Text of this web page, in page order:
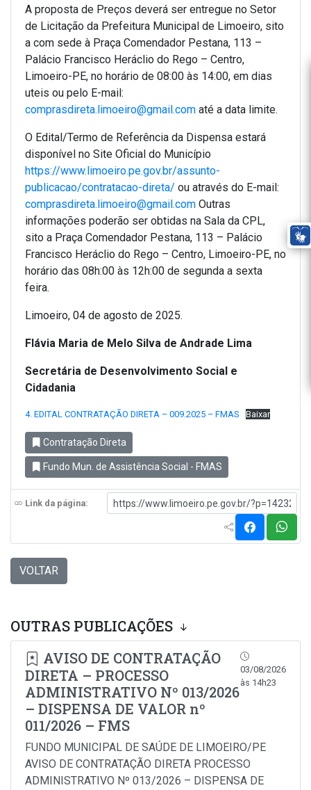
A proposta de Preços deverá ser entregue no Setor
de Licitação da Prefeitura Municipal de Limoeiro, sito
a com sede à Praça Comendador Pestana, 113 –
Palácio Francisco Heráclio do Rego – Centro,
Limoeiro-PE, no horário de 08:00 às 14:00, em dias
uteis ou pelo E-mail:
comprasdireta.limoeiro@gmail.com até a data limite.
O Edital/Termo de Referência da Dispensa estará
disponível no Site Oficial do Município
https://www.limoeiro.pe.gov.br/assunto-
publicacao/contratacao-direta/ ou através do E-mail:
comprasdireta.limoeiro@gmail.com Outras
informações poderão ser obtidas na Sala da CPL,
sito a Praça Comendador Pestana, 113 – Palácio
Francisco Heráclio do Rego – Centro, Limoeiro-PE, no
horário das 08h:00 às 12h:00 de segunda a sexta
feira.
Limoeiro, 04 de agosto de 2025.
Flávia Maria de Melo Silva de Andrade Lima
Secretária de Desenvolvimento Social e
Cidadania
4. EDITAL CONTRATAÇÃO DIRETA – 009.2025 – FMAS Baixar
Contratação Direta
Fundo Mun. de Assistência Social - FMAS
Link da página:
VOLTAR
OUTRAS PUBLICAÇÕES
AVISO DE CONTRATAÇÃO
DIRETA – PROCESSO
ADMINISTRATIVO Nº 013/2026
– DISPENSA DE VALOR nº
011/2026 – FMS
03/08/2026
às 14h23
FUNDO MUNICIPAL DE SAÚDE DE LIMOEIRO/PE
AVISO DE CONTRATAÇÃO DIRETA PROCESSO
ADMINISTRATIVO Nº 013/2026 – DISPENSA DE